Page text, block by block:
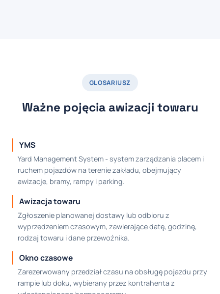
GLOSARIUSZ
Ważne pojęcia awizacji towaru
YMS
Yard Management System - system zarządzania placem i
ruchem pojazdów na terenie zakładu, obejmujący
awizacje, bramy, rampy i parking.
Awizacja towaru
Zgłoszenie planowanej dostawy lub odbioru z
wyprzedzeniem czasowym, zawierające datę, godzinę,
rodzaj towaru i dane przewoźnika.
Okno czasowe
Zarezerwowany przedział czasu na obsługę pojazdu przy
rampie lub doku, wybierany przez kontrahenta z